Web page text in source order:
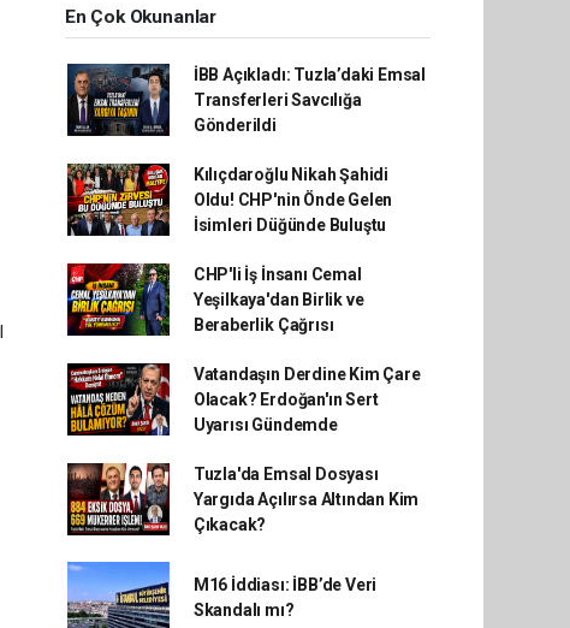
En Çok Okunanlar
İBB Açıkladı: Tuzla’daki Emsal
Transferleri Savcılığa
Gönderildi
Kılıçdaroğlu Nikah Şahidi
Oldu! CHP'nin Önde Gelen
İsimleri Düğünde Buluştu
CHP'li İş İnsanı Cemal
Yeşilkaya'dan Birlik ve
Beraberlik Çağrısı
Vatandaşın Derdine Kim Çare
Olacak? Erdoğan'ın Sert
Uyarısı Gündemde
Tuzla'da Emsal Dosyası
Yargıda Açılırsa Altından Kim
Çıkacak?
M16 İddiası: İBB’de Veri
Skandalı mı?